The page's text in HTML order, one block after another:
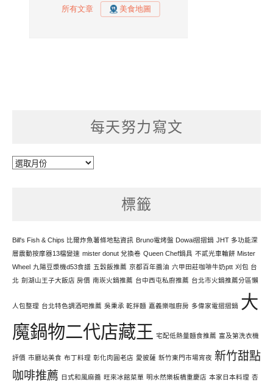
每天努力寫文
每
標籤
Bill's Fish & Chips 比爾炸魚薯條地點資訊 Bruno電烤盤 Dowai摺摺鍋 JHT 多功能深
層震動按摩器13檔變速 mister donut 兌換卷 Queen Chef鍋具 不貳光車輪餅 Mister
Wheel 九陽豆漿機d53食譜 五穀飯推薦 京都百年醬油 六甲田莊咖啡牛奶ptt 刈包 台
北 劍湖山王子大飯店 房價 南崁火鍋推薦 台中西屯私廚推薦 台北市火鍋推薦分區懶
人包整理 台北特色調酒吧推薦 吳秉承 乾拌麵 嘉義樂咖廚房 多偉家電摺摺鍋 大
魔鍋物二代店藏王 宅配低熱量麵食推薦 富及第洗衣機
評價 市廳站美食 布丁料理 彰化肉圓老店 愛披薩 新竹東門市場宵夜 新竹甜點
咖啡推薦 日式和風麻醬 旺來冰館菜單 明水然樂板橋重慶店 本家日本料理 杏